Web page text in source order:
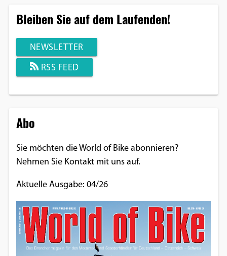
Bleiben Sie auf dem Laufenden!
NEWSLETTER
RSS FEED
Abo
Sie möchten die World of Bike abonnieren?
Nehmen Sie Kontakt mit uns auf.
Aktuelle Ausgabe: 04/26